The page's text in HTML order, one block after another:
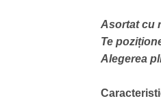
Asortat cu
Te
Alegerea